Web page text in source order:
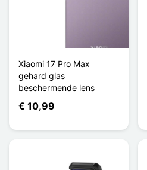
Xiaomi 17 Pro Max
gehard glas
beschermende lens
€ 10,99